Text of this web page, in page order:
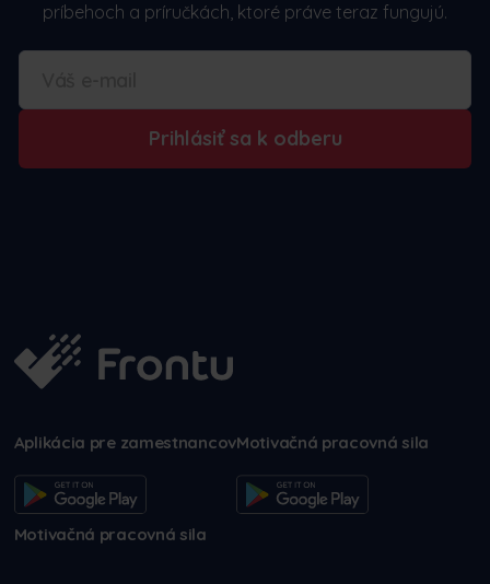
príbehoch a príručkách, ktoré práve teraz fungujú.
Prihlásiť sa k odberu
Aplikácia pre zamestnancovMotivačná pracovná sila
Motivačná pracovná sila